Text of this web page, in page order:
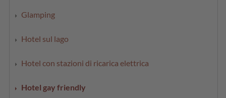
Glamping
Hotel sul lago
Hotel con stazioni di ricarica elettrica
Hotel gay friendly